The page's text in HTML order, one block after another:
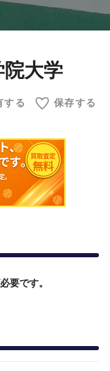
大学
する 保存する
要です。